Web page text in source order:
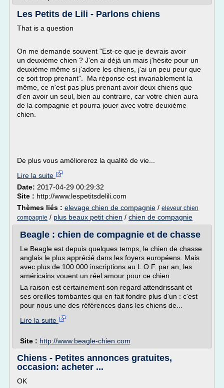
Les Petits de Lili - Parlons chiens
That is a question
On me demande souvent "Est-ce que je devrais avoir
un deuxième chien ? J'en ai déjà un mais j'hésite pour un
deuxième même si j'adore les chiens, j'ai un peu peur que
ce soit trop prenant". Ma réponse est invariablement la
même, ce n'est pas plus prenant avoir deux chiens que
d'en avoir un seul, bien au contraire, car votre chien aura
de la compagnie et pourra jouer avec votre deuxième
chien.
De plus vous améliorerez la qualité de vie...
Lire la suite
Date: 2017-04-29 00:29:32
Site : http://www.lespetitsdelili.com
Thèmes liés : elevage chien de compagnie / eleveur chien
compagnie / plus beaux petit chien / chien de compagnie
Beagle : chien de compagnie et de chasse
Le Beagle est depuis quelques temps, le chien de chasse
anglais le plus apprécié dans les foyers européens. Mais
avec plus de 100 000 inscriptions au L.O.F. par an, les
américains vouent un réel amour pour ce chien.
La raison est certainement son regard attendrissant et
ses oreilles tombantes qui en fait fondre plus d'un : c'est
pour nous une des références dans les chiens de...
Lire la suite
Site : http://www.beagle-chien.com
Chiens - Petites annonces gratuites,
occasion: acheter ...
OK